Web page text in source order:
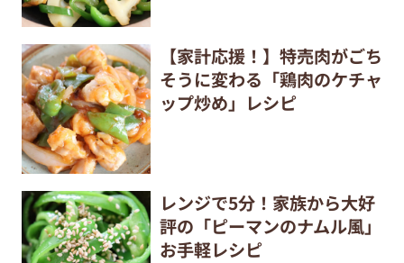
【家計応援！】特売肉がごち
そうに変わる「鶏肉のケチャ
ップ炒め」レシピ
レンジで5分！家族から大好
評の「ピーマンのナムル風」
お手軽レシピ